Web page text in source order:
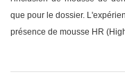
que pour le dossier.
présence de mousse HR